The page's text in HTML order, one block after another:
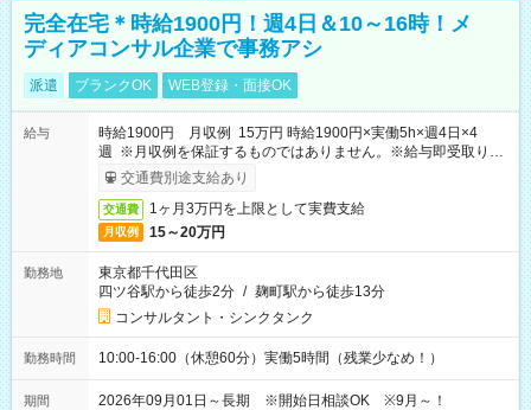
完全在宅＊時給1900円！週4日＆10～16時！メ
ディアコンサル企業で事務アシ
派遣 ブランクOK WEB登録・面接OK
給与
時給1900円 月収例 15万円 時給1900円×実働5h×週4日×4
週 ※月収例を保証するものではありません。※給与即受取りサ
ービス利用可（利用条件有）
交通費別途支給あり
交通費 1ヶ月3万円を上限として実費支給
月収例 15～20万円
勤務地
東京都千代田区
四ツ谷駅から徒歩2分 / 麹町駅から徒歩13分
コンサルタント・シンクタンク
勤務時間 10:00-16:00（休憩60分）実働5時間（残業少なめ！）
期間 2026年09月01日～長期 ※開始日相談OK ※9月～！